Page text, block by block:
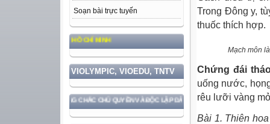
Soạn bài trực tuyến
PHONG CÁCH HỒ CHÍ MINH
VIOLYMPIC, VIOEDU, TNTV
BẢO VỆ VỮNG CHẮC CHỦ QUYỀN VÀ ĐỘC LẬP DÂN TỘC!
Trong Đông y,
thuốc thích hợp.
Mạch môn
Chứng đái
uống nước,
rêu lưỡi vàng
Bài 1. Thiên